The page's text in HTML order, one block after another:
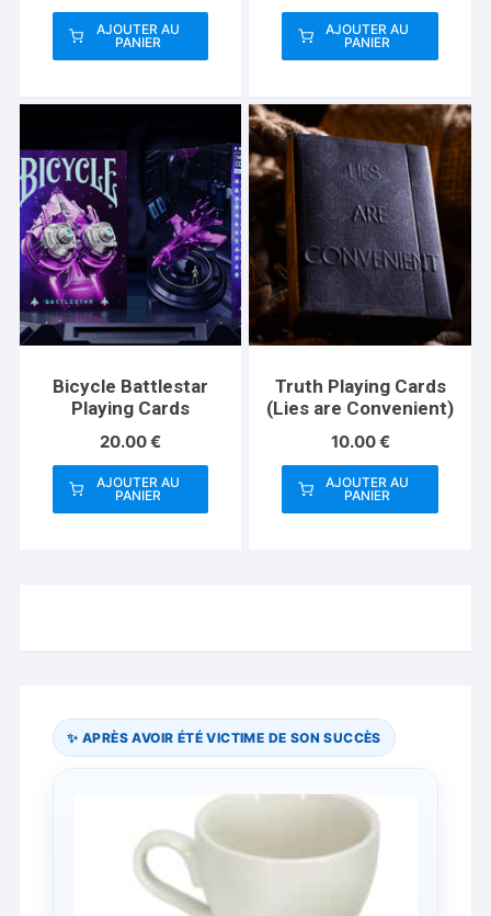
AJOUTER AU
PANIER
AJOUTER AU
PANIER
Bicycle Battlestar
Playing Cards
20.00€
AJOUTER AU
PANIER
Truth Playing Cards
(Lies are Convenient)
10.00€
AJOUTER AU
PANIER
✨ APRÈS AVOIR ÉTÉ VICTIME DE SON SUCCÈS